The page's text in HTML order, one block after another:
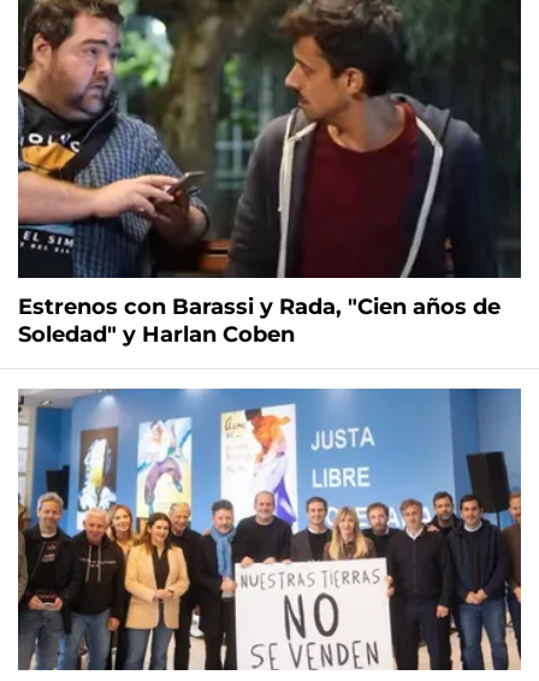
Estrenos con Barassi y Rada, "Cien años de
Soledad" y Harlan Coben